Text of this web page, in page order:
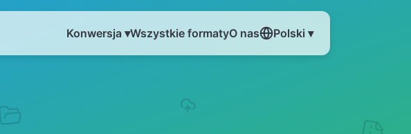
Konwersja ▾Wszystkie formatyO nas Polski ▾